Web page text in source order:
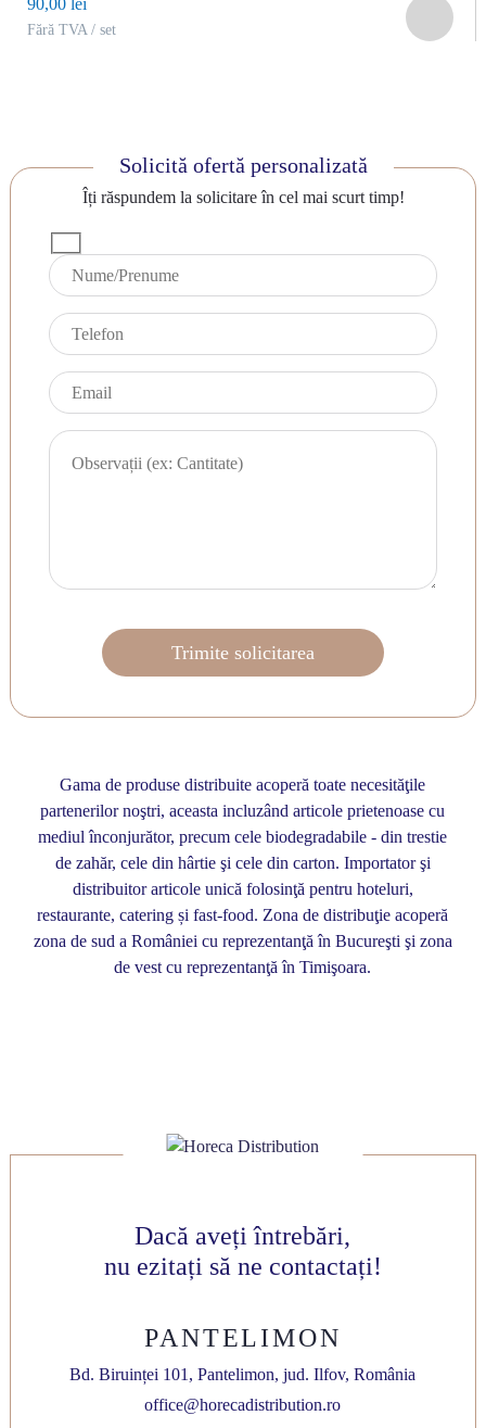
90,00 lei
Fără TVA / set
Solicită ofertă personalizată
Îți răspundem la solicitare în cel mai scurt timp!
Gama de produse distribuite acoperă toate necesităţile
partenerilor noştri, aceasta incluzând articole prietenoase cu
mediul înconjurător, precum cele biodegradabile - din trestie
de zahăr, cele din hârtie şi cele din carton. Importator şi
distribuitor articole unică folosinţă pentru hoteluri,
restaurante, catering și fast-food. Zona de distribuţie acoperă
zona de sud a României cu reprezentanţă în Bucureşti şi zona
de vest cu reprezentanţă în Timişoara.
Dacă aveți întrebări,
nu ezitați să ne contactați!
PANTELIMON
Bd. Biruinței 101, Pantelimon, jud. Ilfov, România
office@horecadistribution.ro